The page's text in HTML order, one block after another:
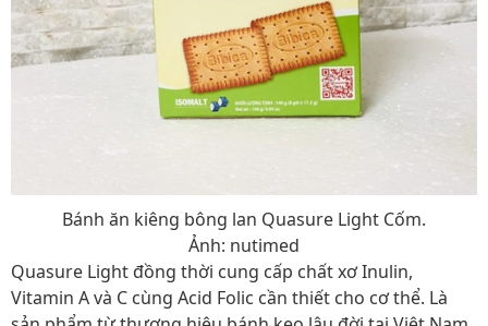
Bánh ăn kiêng bông lan Quasure Light Cốm.
Ảnh: nutimed
Quasure Light đồng thời cung cấp chất xơ Inulin,
Vitamin A và C cùng Acid Folic cần thiết cho cơ thể. Là